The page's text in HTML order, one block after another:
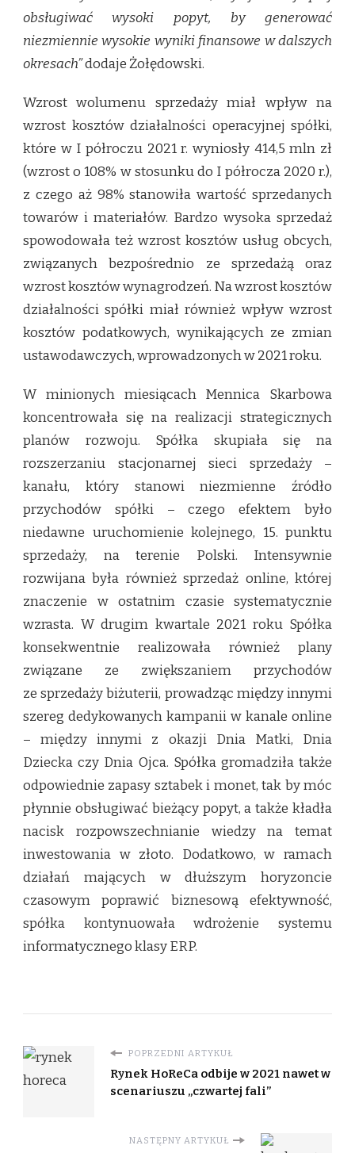
obsługiwać wysoki popyt, by generować
niezmiennie wysokie wyniki finansowe w dalszych
okresach”dodaje Żołędowski.
Wzrost wolumenu sprzedaży miał wpływ na
wzrost kosztów działalności operacyjnej spółki,
które w I półroczu 2021 r. wyniosły 414,5 mln zł
(wzrost o 108% w stosunku do I półrocza 2020 r.),
z czego aż 98% stanowiła wartość sprzedanych
towarów i materiałów. Bardzo wysoka sprzedaż
spowodowała też wzrost kosztów usług obcych,
związanych bezpośrednio ze sprzedażą oraz
wzrost kosztów wynagrodzeń. Na wzrost kosztów
działalności spółki miał również wpływ wzrost
kosztów podatkowych, wynikających ze zmian
ustawodawczych, wprowadzonych w 2021 roku.
W minionych miesiącach Mennica Skarbowa
koncentrowała się na realizacji strategicznych
planów rozwoju. Spółka skupiała się na
rozszerzaniu stacjonarnej sieci sprzedaży –
kanału, który stanowi niezmienne źródło
przychodów spółki – czego efektem było
niedawne uruchomienie kolejnego, 15. punktu
sprzedaży, na terenie Polski. Intensywnie
rozwijana była również sprzedaż online, której
znaczenie w ostatnim czasie systematycznie
wzrasta. W drugim kwartale 2021 roku Spółka
konsekwentnie realizowała również plany
związane ze zwiększaniem przychodów
ze sprzedaży biżuterii, prowadząc między innymi
szereg dedykowanych kampanii w kanale online
– między innymi z okazji Dnia Matki, Dnia
Dziecka czy Dnia Ojca. Spółka gromadziła także
odpowiednie zapasy sztabek i monet, tak by móc
płynnie obsługiwać bieżący popyt, a także kładła
nacisk rozpowszechnianie wiedzy na temat
inwestowania w złoto. Dodatkowo, w ramach
działań mających w dłuższym horyzoncie
czasowym poprawić biznesową efektywność,
spółka kontynuowała wdrożenie systemu
informatycznego klasy ERP.
POPRZEDNI ARTYKUŁ
Rynek HoReCa odbije w 2021 nawet w
scenariuszu „czwartej fali”
NASTĘPNY ARTYKUŁ